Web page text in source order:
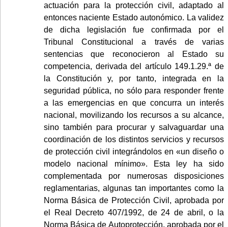
actuación para la protección civil, adaptado al
entonces naciente Estado autonómico. La validez
de dicha legislación fue confirmada por el
Tribunal Constitucional a través de varias
sentencias que reconocieron al Estado su
competencia, derivada del artículo 149.1.29.ª de
la Constitución y, por tanto, integrada en la
seguridad pública, no sólo para responder frente
a las emergencias en que concurra un interés
nacional, movilizando los recursos a su alcance,
sino también para procurar y salvaguardar una
coordinación de los distintos servicios y recursos
de protección civil integrándolos en «un diseño o
modelo nacional mínimo». Esta ley ha sido
complementada por numerosas disposiciones
reglamentarias, algunas tan importantes como la
Norma Básica de Protección Civil, aprobada por
el Real Decreto 407/1992, de 24 de abril, o la
Norma Básica de Autoprotección, aprobada por el